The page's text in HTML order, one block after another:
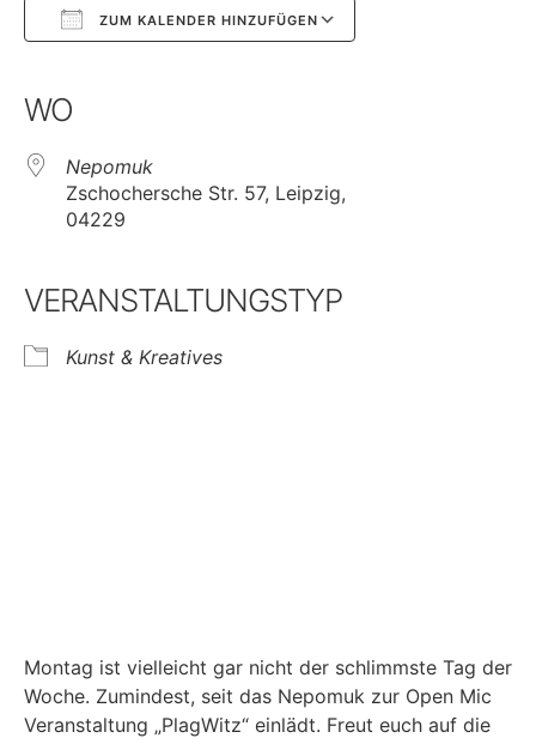
ZUM KALENDER HINZUFÜGEN
WO
Nepomuk
Zschochersche Str. 57, Leipzig,
04229
VERANSTALTUNGSTYP
Kunst & Kreatives
Montag ist vielleicht gar nicht der schlimmste Tag der
Woche. Zumindest, seit das Nepomuk zur Open Mic
Veranstaltung „PlagWitz“ einlädt. Freut euch auf die